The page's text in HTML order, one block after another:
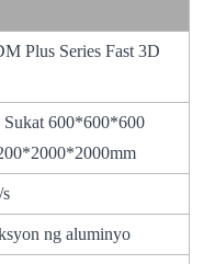
Plus Series Fast 3D
Sukat 600*600*600
ng aluminyo